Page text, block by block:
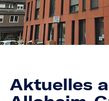
Aktuelles